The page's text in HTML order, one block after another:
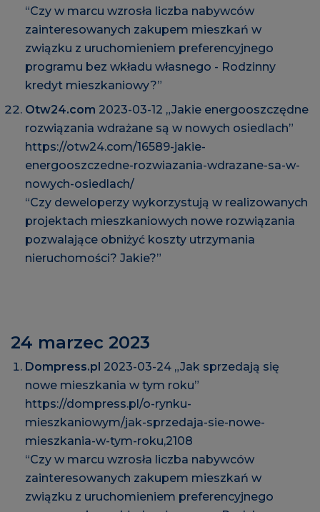
“Czy w marcu wzrosła liczba nabywców
zainteresowanych zakupem mieszkań w
związku z uruchomieniem preferencyjnego
programu bez wkładu własnego - Rodzinny
kredyt mieszkaniowy?”
Otw24.com 2023-03-12 „Jakie energooszczędne
rozwiązania wdrażane są w nowych osiedlach”
https://otw24.com/16589-jakie-
energooszczedne-rozwiazania-wdrazane-sa-w-
nowych-osiedlach/
“Czy deweloperzy wykorzystują w realizowanych
projektach mieszkaniowych nowe rozwiązania
pozwalające obniżyć koszty utrzymania
nieruchomości? Jakie?”
24 marzec 2023
Dompress.pl 2023-03-24 „Jak sprzedają się
nowe mieszkania w tym roku”
https://dompress.pl/o-rynku-
mieszkaniowym/jak-sprzedaja-sie-nowe-
mieszkania-w-tym-roku,2108
“Czy w marcu wzrosła liczba nabywców
zainteresowanych zakupem mieszkań w
związku z uruchomieniem preferencyjnego